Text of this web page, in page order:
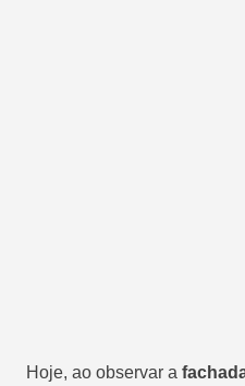
Hoje, ao observar a